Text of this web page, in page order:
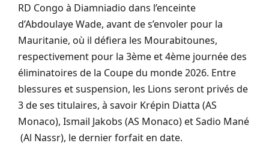
RD Congo à Diamniadio dans l’enceinte
d’Abdoulaye Wade, avant de s’envoler pour la
Mauritanie, où il défiera les Mourabitounes,
respectivement pour la 3ème et 4ème journée des
éliminatoires de la Coupe du monde 2026. Entre
blessures et suspension, les Lions seront privés de
3 de ses titulaires, à savoir Krépin Diatta (AS
Monaco), Ismail Jakobs (AS Monaco) et Sadio Mané
(Al Nassr), le dernier forfait en date.